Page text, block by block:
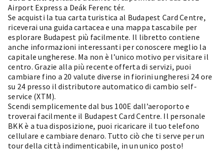
Airport Express a Deák Ferenc tér.
Se acquisti la tua carta turistica al Budapest Card Centre,
riceverai una guida cartacea e una mappa tascabile per
esplorare Budapest più facilmente. Il libretto contiene
anche informazioni interessanti per conoscere meglio la
capitale ungherese. Ma non è l’unico motivo per visitare il
centro. Grazie alla più recente offerta di servizi, puoi
cambiare fino a 20 valute diverse in fiorini ungheresi 24 ore
su 24 presso il distributore automatico di cambio self-
service (XTM).
Scendi semplicemente dal bus 100E dall’aeroporto e
troverai facilmente il Budapest Card Centre. Il personale
BKK è a tua disposizione, puoi ricaricare il tuo telefono
cellulare e cambiare denaro. Tutto ciò che ti serve per un
tour della città indimenticabile, in un unico posto!